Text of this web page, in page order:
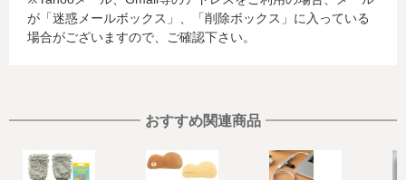
らは、ご利用のカード発行会社及び当該会社が所在する国
を特定することができないため、以下の個人情報保護措置
・発行会社の個人情報保護の措置
なお、個人情報保護委員会のホームページ
(https://www.ppc.go.jp/)では、各国における個人情報保護
制度に関する情報について掲載されています。
が「迷惑メールボックス」、「削除ボックス」に入っている
場合がございますので、ご確認下さい。
おすすめ関連商品